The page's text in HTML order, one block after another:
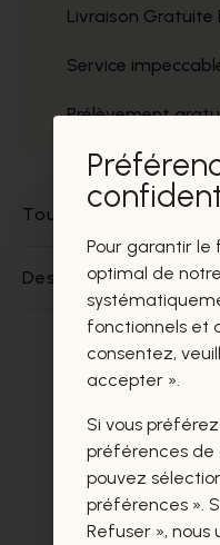
Livraison Gratuite
Service
Prélèvement
Tout sur ce produit
Des questions sur
Ces
Pour garantir
optimal de
fonctionnels et
consentez,
accepter ».
Si vous
préférences de
pouvez
préférences ».
Refuser », nous